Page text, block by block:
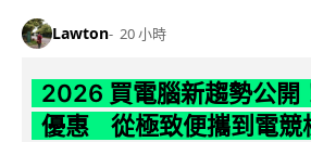
Lawton 20 小時
2026 買電腦新趨勢公開
優惠 從極致便攜到電競